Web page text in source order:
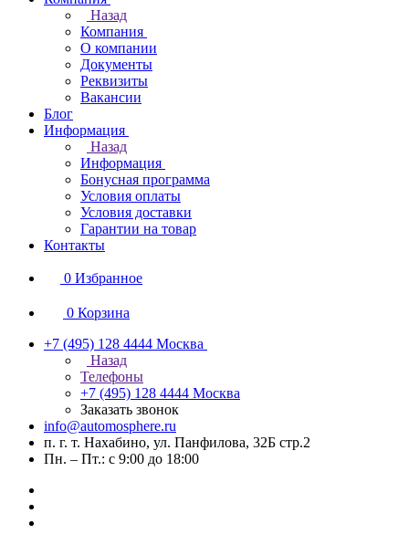
Назад
Компания
О компании
Документы
Реквизиты
Вакансии
Блог
Информация
Назад
Информация
Бонусная программа
Условия оплаты
Условия доставки
Гарантии на товар
Контакты
0 Избранное
0 Корзина
+7 (495) 128 4444 Москва
Назад
Телефоны
+7 (495) 128 4444 Москва
Заказать звонок
info@automosphere.ru
п. г. т. Нахабино, ул. Панфилова, 32Б стр.2
Пн. – Пт.: с 9:00 до 18:00